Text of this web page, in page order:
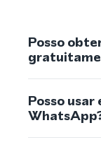
Posso
Posso